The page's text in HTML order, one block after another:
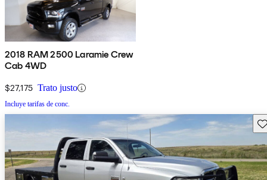
2018 RAM 2500 Laramie Crew
Cab 4WD
$27,175 Trato justo
Incluye tarifas de conc.